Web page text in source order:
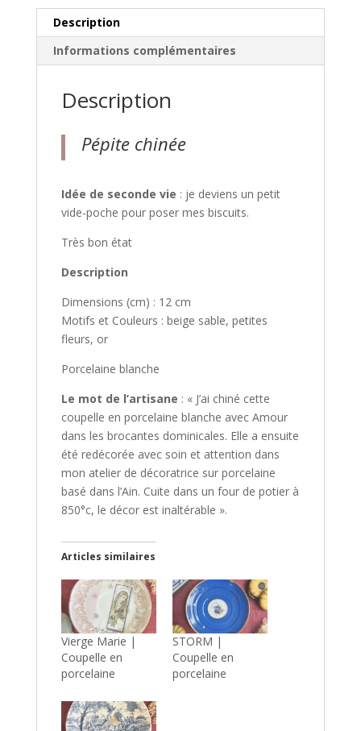
Description
Informations complémentaires
Description
Pépite chinée
Idée de seconde vie : je deviens un petit
vide-poche pour poser mes biscuits.
Très bon état
Description
Dimensions (cm) : 12 cm
Motifs et Couleurs : beige sable, petites
fleurs, or
Porcelaine blanche
Le mot de l’artisane : « J’ai chiné cette
coupelle en porcelaine blanche avec Amour
dans les brocantes dominicales. Elle a ensuite
été redécorée avec soin et attention dans
mon atelier de décoratrice sur porcelaine
basé dans l’Ain. Cuite dans un four de potier à
850°c, le décor est inaltérable ».
Articles similaires
Vierge Marie |
Coupelle en
porcelaine
STORM |
Coupelle en
porcelaine